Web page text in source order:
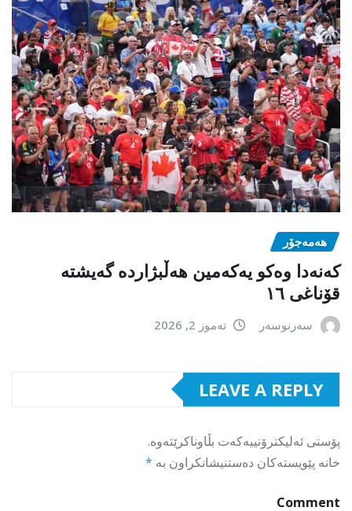
هەمەجۆر
کەنەدا وەکو یەکەمین ھەڵبژاردە گەیشتە
قۆناغی ١٦
سەرنوسەر تەموز 2, 2026
LEAVE A REPLY
پۆستی ئەلیکترۆنییەکەت بڵاوناکرێتەوە.
خانە پێویستەکان دەستنیشانکراون بە *
Comment